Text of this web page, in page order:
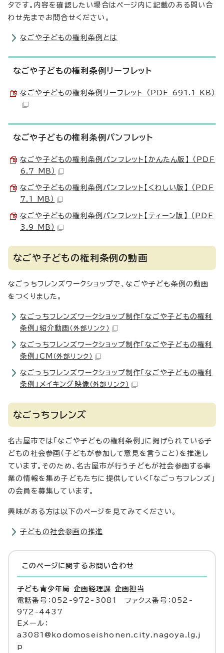
タです。内容を確認したい場合はページ内に記載のある問い合
わせ先までお問合せください。
なごや子どもの権利条例とは
なごや子どもの権利条例リーフレット
なごや子どもの権利条例リーフレット （PDF 691.1 KB）
なごや子どもの権利条例パンフレット
なごや子どもの権利条例パンフレット【かんたん版】 （PDF
6.7 MB）
なごや子どもの権利条例パンフレット【くわしい版】 （PDF
7.1 MB）
なごや子どもの権利条例パンフレット【ティーン版】 （PDF
3.9 MB）
なごや子どもの権利条例の動画
なごっちフレンズワークショップで、なごや子ども条例の動画
をつくりました。
なごっちフレンズワークショップ制作「なごや子どもの権利
条例」紹介動画 （外部リンク）
なごっちフレンズワークショップ制作「なごや子どもの権利
条例」CM （外部リンク）
なごっちフレンズワークショップ制作「なごや子どもの権利
条例」メイキング映像 （外部リンク）
なごっちフレンズ
名古屋市では「なごや子どもの権利条例」に掲げられている子
どもの社会参画（子どもが参加して意見を言うこと）を推進し
ています。そのため、名古屋市が行う子どもが社会参画する事
業の情報を集め子どもたちに提供していく「なごっちフレンズ」
の会員を募集しています。
興味がある方は以下のページを見てみてください。
子どもの社会参画の推進
このページに関する お問い合わせ
子ども青少年局 企画経理課 企画担当
電話番号：052-972-3081 ファクス番号：052-
972-4437
Eメール：
a3081@kodomoseishonen.city.nagoya.lg.j
p